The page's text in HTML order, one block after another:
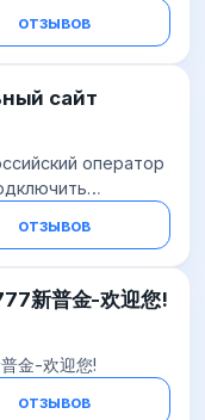
отзывов
сайт
оператор
четкости,
дом. Оплата,
отзывов
新普金-欢迎您!
金-欢迎您!
отзывов